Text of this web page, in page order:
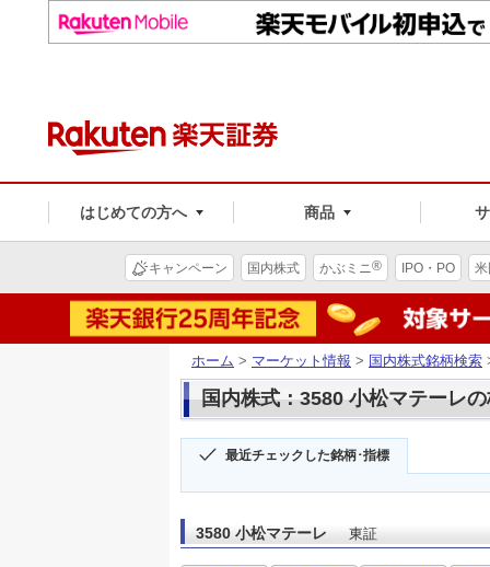
はじめての方へ 商品
キャンペーン 国内株式 かぶミニ® IPO・PO
ホーム > マーケット情報 > 国内株式銘柄検索
国内株式：3580 小松マテーレ
最近チェックした銘柄･指標
3580 小松マテーレ 東証